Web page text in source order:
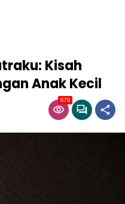
Kisah
Anak Kecil
679